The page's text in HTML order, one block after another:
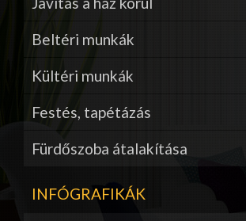
Beltéri munkák
Kültéri munkák
Festés, tapétázás
Fürdőszoba átalakítása
INFÓGRAFIKÁK